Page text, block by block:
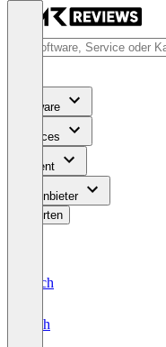
Software
Services
Content
Für Anbieter
Bewerten
Deutsch
English